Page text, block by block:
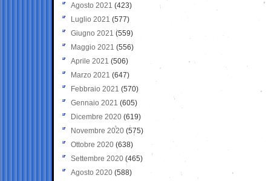
Agosto 2021 (423)
Luglio 2021 (577)
Giugno 2021(559)
Maggio 2021 (556)
Aprile 2021 (506)
Marzo 2021 (647)
Febbraio 2021 (570)
Gennaio 2021 (605)
Dicembre 2020 (619)
Novembre 2020 (575)
Ottobre 2020 (638)
Settembre 2020(465)
Agosto 2020 (588)